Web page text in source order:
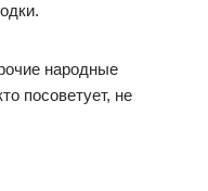
народные
посоветует, не